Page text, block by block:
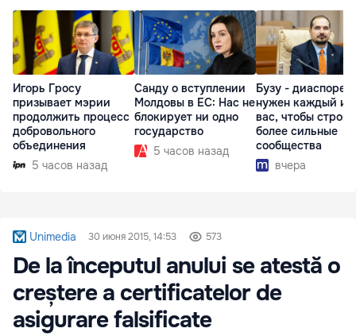
Игорь Гросу
призывает мэрии
продолжить процесс
добровольного
объединения
5 часов назад
Санду о вступлении
Молдовы в ЕС: Нас не
блокирует ни одно
государство
5 часов назад
Бузу - диаспоре:
нужен каждый из
вас, чтобы
более сильные
сообщества
вчера
Unimedia 30 июня 2015, 14:53 573
De la începutul anului se atestă o
creștere a certificatelor de
asigurare falsificate